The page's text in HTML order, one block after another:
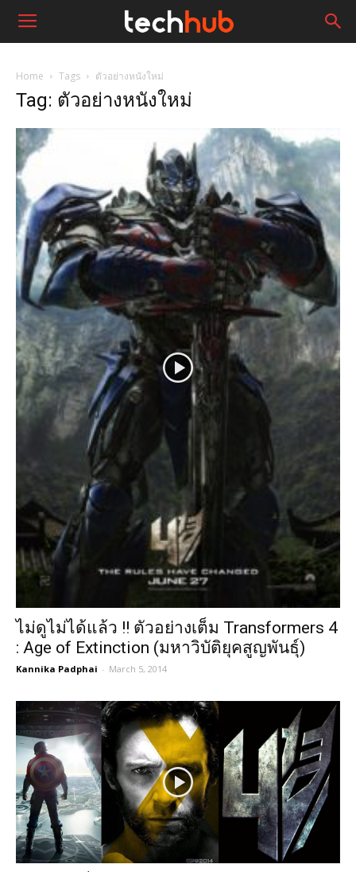
Home Tags ตัวอย่างหนังใหม่
Tag: ตัวอย่างหนังใหม่
ไม่ดูไม่ได้แล้ว !! ตัวอย่างเต็ม Transformers 4
: Age of Extinction (มหาวิบัติยุคสูญพันธุ์)
Kannika Padphai - March 5, 2014